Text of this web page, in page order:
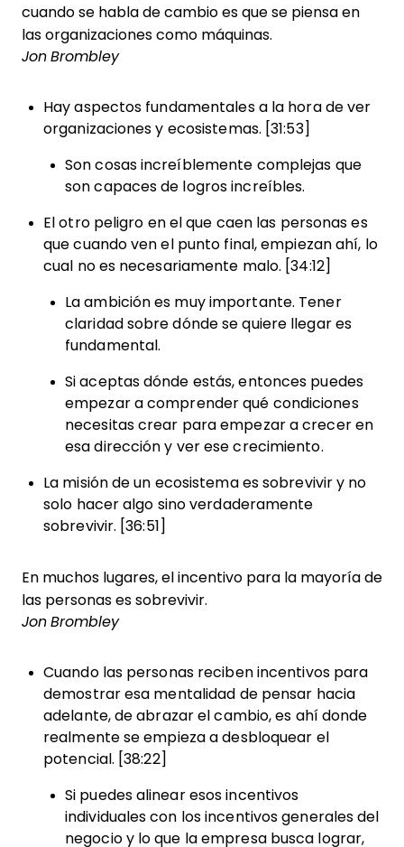
cuando se habla de cambio es que se piensa en
las organizaciones como máquinas.
Jon Brombley
Hay aspectos fundamentales a la hora de ver
organizaciones y ecosistemas. [31:53]
Son cosas increíblemente complejas que
son capaces de logros increíbles.
El otro peligro en el que caen las personas es
que cuando ven el punto final, empiezan ahí, lo
cual no es necesariamente malo. [34:12]
La ambición es muy importante. Tener
claridad sobre dónde se quiere llegar es
fundamental.
Si aceptas dónde estás, entonces puedes
empezar a comprender qué condiciones
necesitas crear para empezar a crecer en
esa dirección y ver ese crecimiento.
La misión de un ecosistema es sobrevivir y no
solo hacer algo sino verdaderamente
sobrevivir. [36:51]
En muchos lugares, el incentivo para la mayoría de
las personas es sobrevivir.
Jon Brombley
Cuando las personas reciben incentivos para
demostrar esa mentalidad de pensar hacia
adelante, de abrazar el cambio, es ahí donde
realmente se empieza a desbloquear el
potencial. [38:22]
Si puedes alinear esos incentivos
individuales con los incentivos generales del
negocio y lo que la empresa busca lograr,